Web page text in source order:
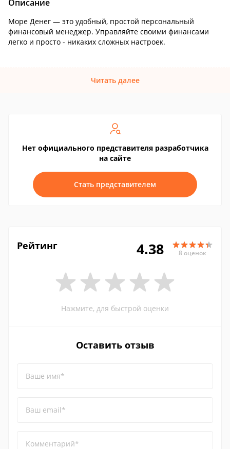
Описание
Море Денег — это удобный, простой персональный
финансовый менеджер. Управляйте своими финансами
легко и просто - никаких сложных настроек.
Читать далее
Нет официального представителя разработчика
на сайте
Стать представителем
Рейтинг 4.38 8 оценок
Нажмите, для быстрой оценки
Оставить отзыв
Ваше имя*
Ваш email*
Комментарий*